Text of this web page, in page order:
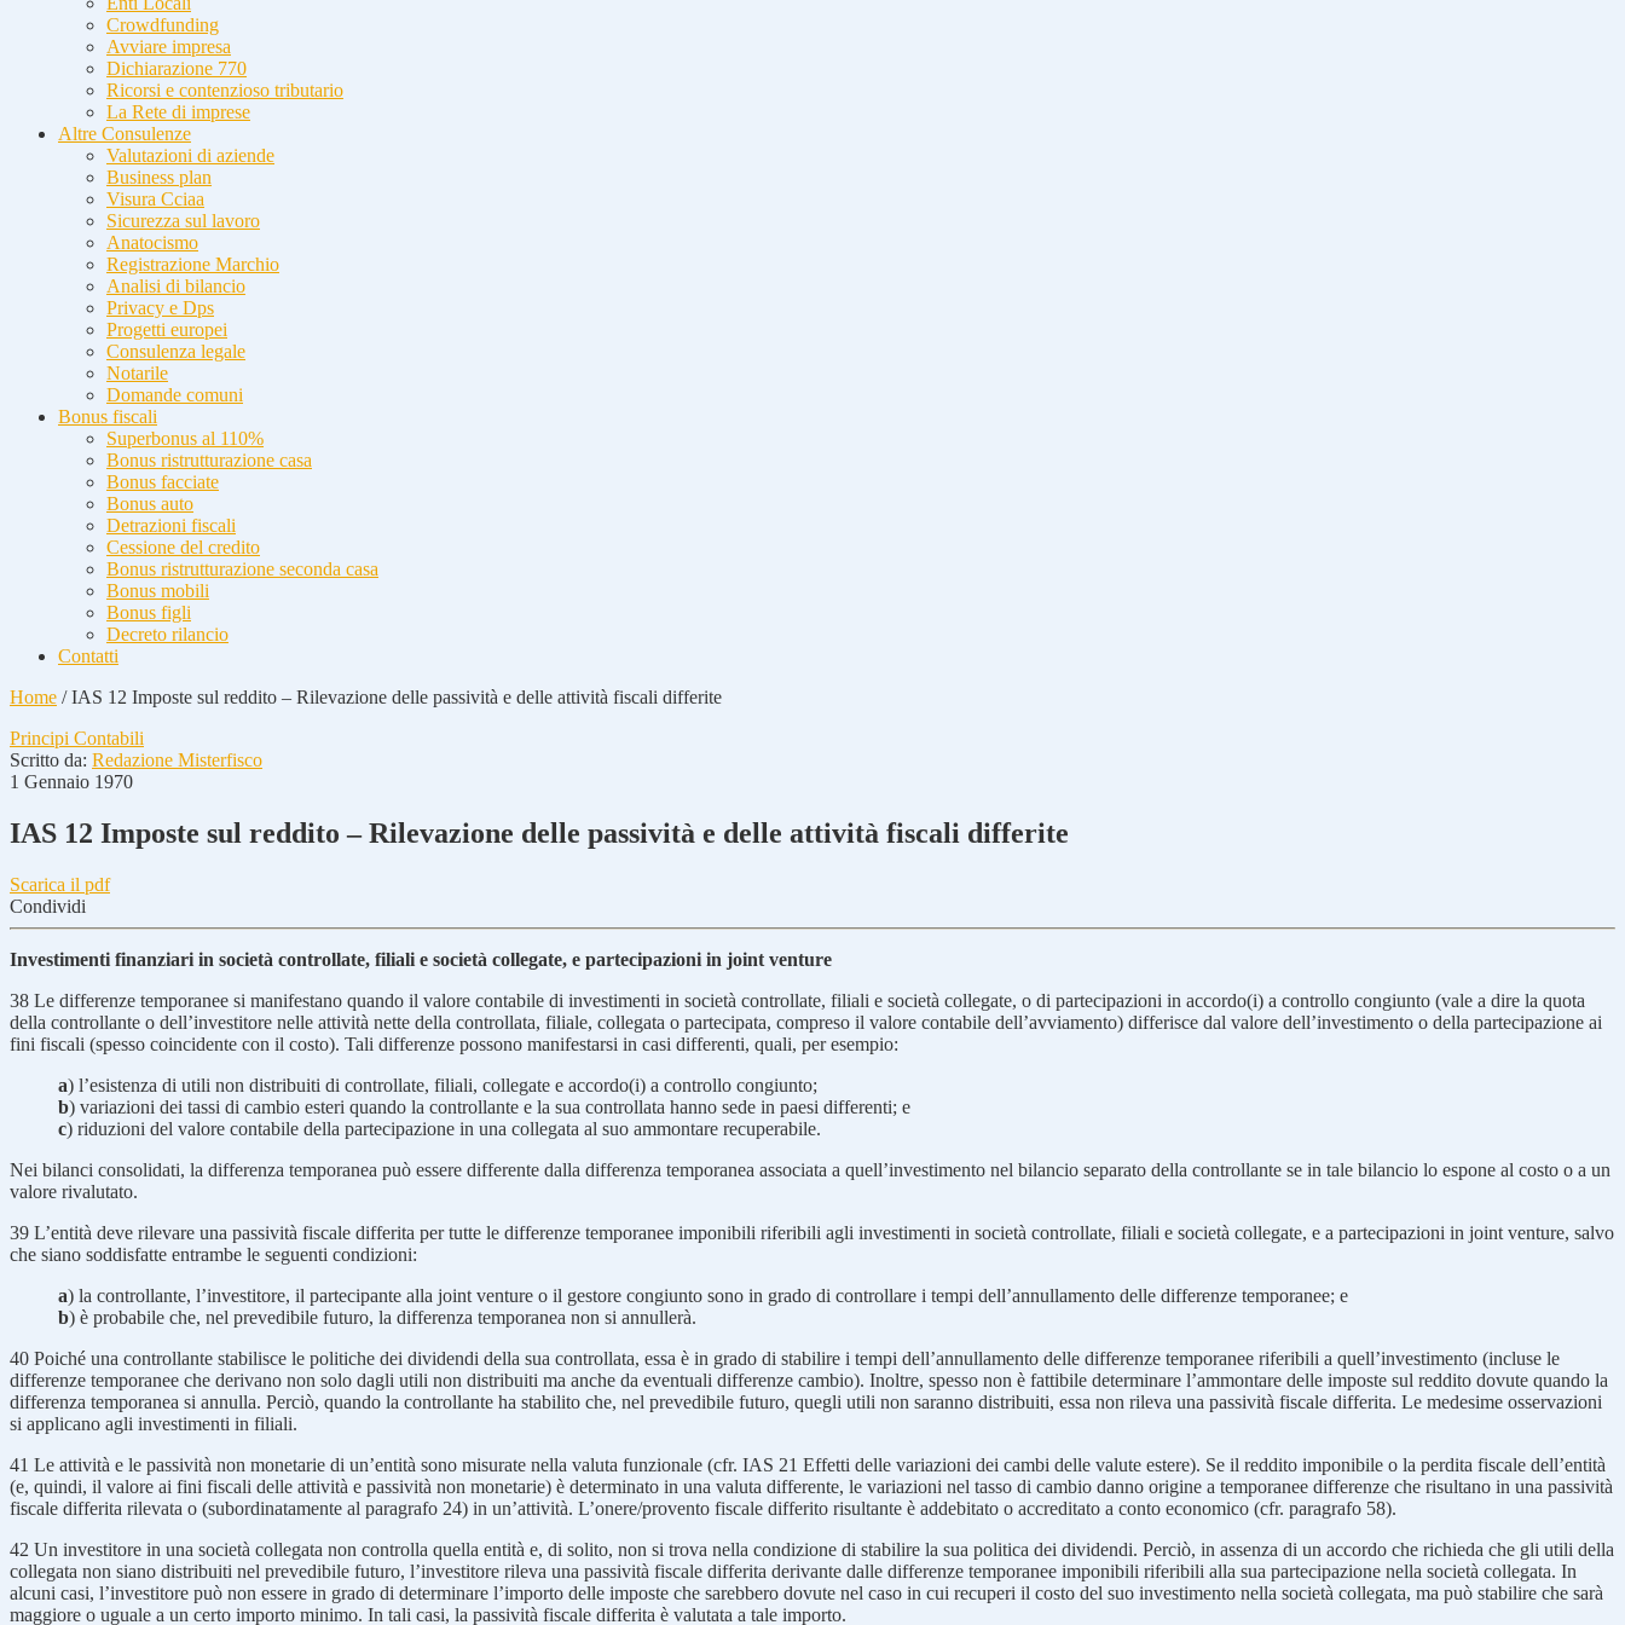
Crowdfunding
Avviare impresa
Dichiarazione 770
Ricorsi e contenzioso tributario
La Rete di imprese
Altre Consulenze
Valutazioni di aziende
Business plan
Visura Cciaa
Sicurezza sul lavoro
Anatocismo
Registrazione Marchio
Analisi di bilancio
Privacy e Dps
Progetti europei
Consulenza legale
Notarile
Domande comuni
Bonus fiscali
Superbonus al 110%
Bonus ristrutturazione casa
Bonus facciate
Bonus auto
Detrazioni fiscali
Cessione del credito
Bonus ristrutturazione seconda casa
Bonus mobili
Bonus figli
Decreto rilancio
Contatti
Home /IAS 12 Imposte sul reddito – Rilevazione delle passività e delle attività fiscali differite
Principi Contabili
Scritto da: Redazione Misterfisco
1 Gennaio 1970
IAS 12 Imposte sul reddito – Rilevazione delle passività e delle attività fiscali differite
Scarica il pdf
Condividi
Investimenti finanziari in società controllate, filiali e società collegate, e partecipazioni in joint venture
38 Le differenze temporanee si manifestano quando il valore contabile di investimenti in società controllate, filiali e società collegate, o di partecipazioni in accordo(i) a controllo congiunto (vale a dire la quota
della controllante o dell’investitore nelle attività nette della controllata, filiale, collegata o partecipata, compreso il valore contabile dell’avviamento) differisce dal valore dell’investimento o della partecipazione ai
fini fiscali (spesso coincidente con il costo). Tali differenze possono manifestarsi in casi differenti, quali, per esempio:
a) l’esistenza di utili non distribuiti di controllate, filiali, collegate e accordo(i) a controllo congiunto;
b) variazioni dei tassi di cambio esteri quando la controllante e la sua controllata hanno sede in paesi differenti; e
c) riduzioni del valore contabile della partecipazione in una collegata al suo ammontare recuperabile.
Nei bilanci consolidati, la differenza temporanea può essere differente dalla differenza temporanea associata a quell’investimento nel bilancio separato della controllante se in tale bilancio lo espone al costo o a un
valore rivalutato.
39 L’entità deve rilevare una passività fiscale differita per tutte le differenze temporanee imponibili riferibili agli investimenti in società controllate, filiali e società collegate, e a partecipazioni in joint venture, salvo
che siano soddisfatte entrambe le seguenti condizioni:
a) la controllante, l’investitore, il partecipante alla joint venture o il gestore congiunto sono in grado di controllare i tempi dell’annullamento delle differenze temporanee; e
b) è probabile che, nel prevedibile futuro, la differenza temporanea non si annullerà.
40 Poiché una controllante stabilisce le politiche dei dividendi della sua controllata, essa è in grado di stabilire i tempi dell’annullamento delle differenze temporanee riferibili a quell’investimento (incluse le
differenze temporanee che derivano non solo dagli utili non distribuiti ma anche da eventuali differenze cambio). Inoltre, spesso non è fattibile determinare l’ammontare delle imposte sul reddito dovute quando la
differenza temporanea si annulla. Perciò, quando la controllante ha stabilito che, nel prevedibile futuro, quegli utili non saranno distribuiti, essa non rileva una passività fiscale differita. Le medesime osservazioni
si applicano agli investimenti in filiali.
41 Le attività e le passività non monetarie di un’entità sono misurate nella valuta funzionale (cfr. IAS 21 Effetti delle variazioni dei cambi delle valute estere). Se il reddito imponibile o la perdita fiscale dell’entità
(e, quindi, il valore ai fini fiscali delle attività e passività non monetarie) è determinato in una valuta differente, le variazioni nel tasso di cambio danno origine a temporanee differenze che risultano in una passività
fiscale differita rilevata o (subordinatamente al paragrafo 24) in un’attività. L’onere/provento fiscale differito risultante è addebitato o accreditato a conto economico (cfr. paragrafo 58).
42 Un investitore in una società collegata non controlla quella entità e, di solito, non si trova nella condizione di stabilire la sua politica dei dividendi. Perciò, in assenza di un accordo che richieda che gli utili della
collegata non siano distribuiti nel prevedibile futuro, l’investitore rileva una passività fiscale differita derivante dalle differenze temporanee imponibili riferibili alla sua partecipazione nella società collegata. In
alcuni casi, l’investitore può non essere in grado di determinare l’importo delle imposte che sarebbero dovute nel caso in cui recuperi il costo del suo investimento nella società collegata, ma può stabilire che sarà
maggiore o uguale a un certo importo minimo. In tali casi, la passività fiscale differita è valutata a tale importo.